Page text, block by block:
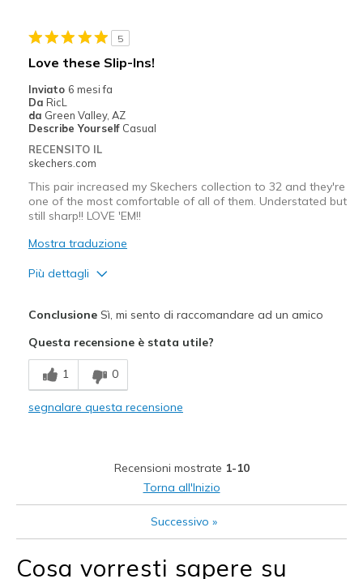
Sizing
Feels true to size
View On Shoes
Shoes are for Wearing
5
Love these Slip-Ins!
Inviato 6 mesi fa
Da RicL
da Green Valley, AZ
Describe Yourself Casual
RECENSITO IL
skechers.com
This pair increased my Skechers collection to 32 and they're
one of the most comfortable of all of them. Understated but
still sharp!! LOVE 'EM!!
Mostra traduzione
Più dettagli
Breathe Well
Comfortable
Travel
Sizing
Feels true to size
ConclusioneSì, mi sento di raccomandare ad un amico
Questa recensione è stata utile?
1 0
segnalare questa recensione
Recensioni mostrate 1-10
Torna all'Inizio
Successivo »
Cosa vorresti sapere su